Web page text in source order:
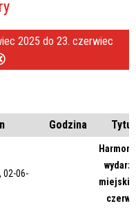
2025 do 23. czerwiec
Godzina Tytuł
02-06-